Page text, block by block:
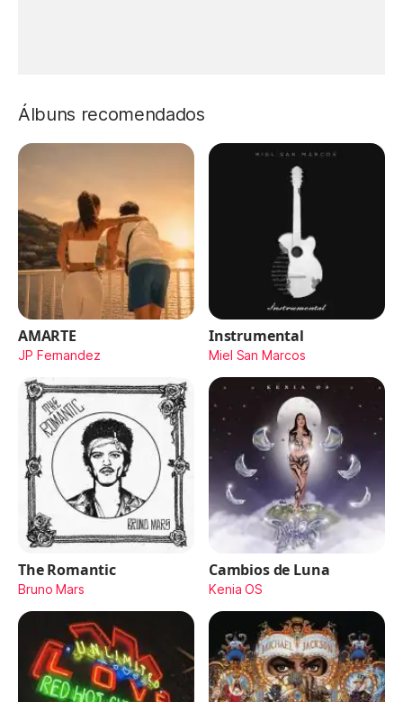
Álbuns recomendados
AMARTE
JP Fernandez
Instrumental
Miel San Marcos
The Romantic
Bruno Mars
Cambios de Luna
Kenia OS